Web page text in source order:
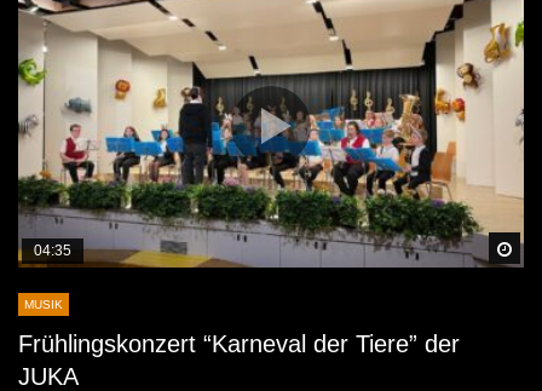
04:35
MUSIK
Frühlingskonzert “Karneval der Tiere” der
JUKA